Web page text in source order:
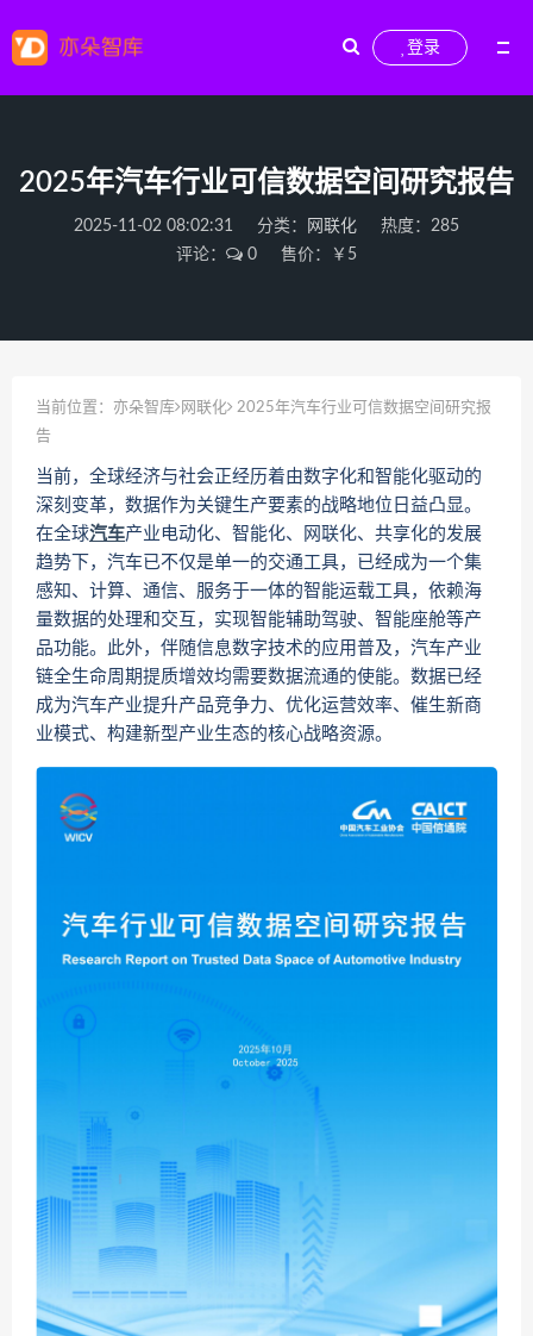
登录
2025年汽车行业可信数据空间研究报告
2025-11-02 08:02:31 分类： 网联化
热度：285
评论：
0 售价：￥5
当前位置： 亦朵智库 网联化
2025年汽车行业可信数据空间研究报
告
当前，全球经济与社会正经历着由数字化和智能化驱动的
深刻变革，数据作为关键生产要素的战略地位日益凸显。
在全球汽车产业电动化、智能化、网联化、共享化的发展
趋势下，汽车已不仅是单一的交通工具，已经成为一个集
感知、计算、通信、服务于一体的智能运载工具，依赖海
量数据的处理和交互，实现智能辅助驾驶、智能座舱等产
品功能。此外，伴随信息数字技术的应用普及，汽车产业
链全生命周期提质增效均需要数据流通的使能。数据已经
成为汽车产业提升产品竞争力、优化运营效率、催生新商
业模式、构建新型产业生态的核心战略资源。